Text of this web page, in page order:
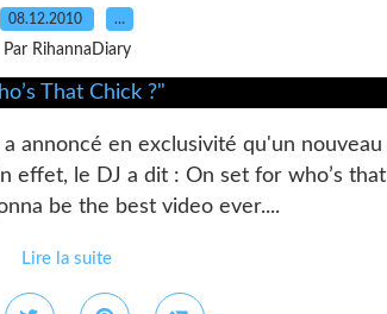
08.12.2010 …
Par RihannaDiary
annoncé en exclusivité qu'un
effet, le DJ a dit : On set for who’s
be the best video ever....
Lire la suite